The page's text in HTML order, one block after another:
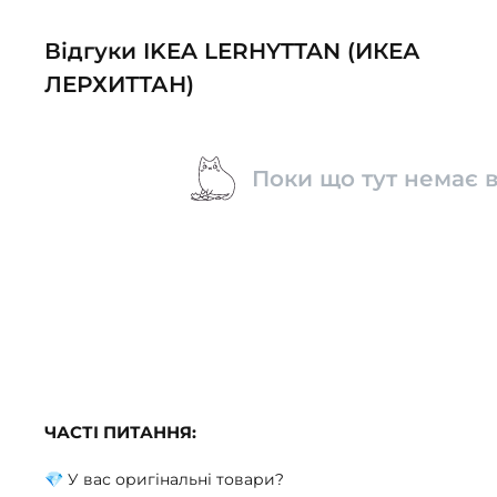
Відгуки IKEA LERHYTTAN (ИКЕА
ЛЕРХИТТАН)
Поки що тут немає
ЧАСТІ ПИТАННЯ:
💎 У вас оригінальні товари?